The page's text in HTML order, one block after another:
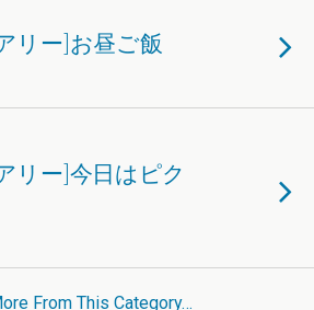
リー]お昼ご飯
リー]今日はピク
From This Category…